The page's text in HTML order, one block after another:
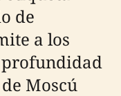
de
a los
Moscú